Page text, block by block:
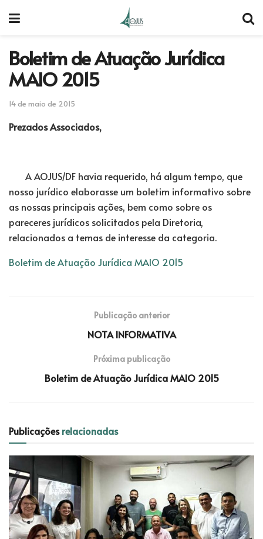
Boletim de Atuação Jurídica
MAIO 2015
14 de maio de 2015
Prezados Associados,
A AOJUS/DF havia requerido, há algum tempo, que
nosso jurídico elaborasse um boletim informativo sobre
as nossas principais ações, bem como sobre os
pareceres jurídicos solicitados pela Diretoria,
relacionados a temas de interesse da categoria.
Boletim de Atuação Jurídica MAIO 2015
Publicação anterior
NOTA INFORMATIVA
Próxima publicação
Boletim de Atuação Jurídica MAIO 2015
Publicaçõesrelacionadas